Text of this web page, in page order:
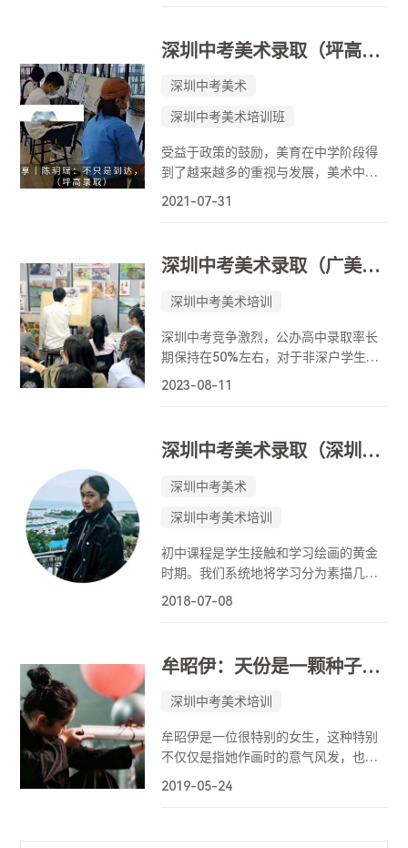
纪，却有着天马行空的想象和创造力，
同一幅画可以反复画好几遍，精通多个
画种，并多次举办个展......这就是牟昭
伊。期待她的美国求学之路顺利！
深圳中考美术录取（坪高）丨陈玥瑶：不只是到达，更是梦想的出发！
深圳中考美术
深圳中考美术培训班
受益于政策的鼓励，美育在中学阶段得
到了越来越多的重视与发展，美术中考
的问题，积累了越来越多的经验。我们
根据美深一些被成功录取的优秀学员的
学习历程，为大家提供一些美术中考的
案例，希望各位同学和家长能从中获取
一些备考经验，从而在美术中考中取得
2021-07-31
深圳中考美术录取（广美附中、盐高）丨奚予涵：披荆斩棘的双offer少女！
深圳中考美术培训
深圳中考竞争激烈，公办高中录取率长
期保持在50%左右，对于非深户学生来
说这个数据会更低。美术自主招生成为
有户籍要求）。那么对于打算或已经在
备考自招的学生和家长来说，我们应该
做哪些准备？要达到什么样的要求才能
报考美术自招？每年中考过后，我们都
回顾他们的备考历程，总结他们的经验
得失，探寻他们成功录取背后的独到路
径。希望借此给正在中考冲刺路上的同
2023-08-11
深圳中考美术录取（深圳美术学校）丨谢宇晴：从零基础到深圳美术学校，老师完整记录下她的中考历程！
深圳中考美术
深圳中考美术培训
初中课程是学生接触和学习绘画的黄金
时期。我们系统地将学习分为素描几何
体、素描静物、人物速写和色彩静物等
个学生的不同特点，找到他的兴趣点。
根据他的兴趣进行针对性的培养和专业
上的提升。
2018-07-08
牟昭伊：天份是一颗种子，用汗水灌溉！
深圳中考美术培训
牟昭伊是一位很特别的女生，这种特别
不仅仅是指她作画时的意气风发，也不
单是指画面中的大气磅礴，而是她骨子
2019-05-24